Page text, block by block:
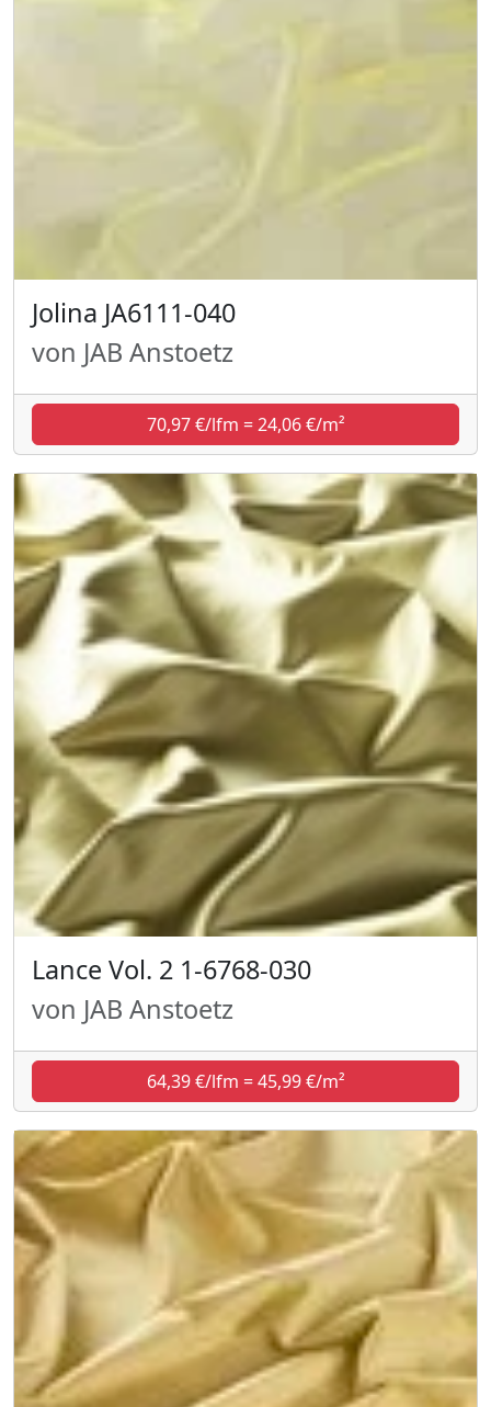
Jolina JA6111-040
von JAB Anstoetz
70,97 €/lfm = 24,06 €/m²
Lance Vol. 2 1-6768-030
von JAB Anstoetz
64,39 €/lfm = 45,99 €/m²